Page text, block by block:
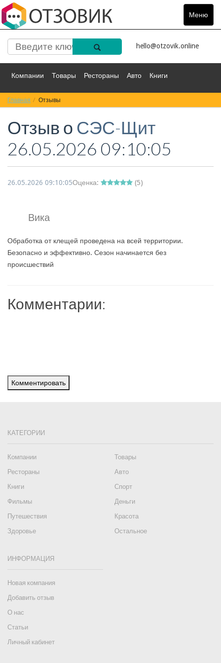
Меню
Toggle
hello@otzovik.online
Компании Товары Рестораны Авто Книги
Спорт Фильмы
Красота Здоровье Остальное
Главная Отзывы
Отзыв о СЭС-Щит
26.05.2026 09:10:05
26.05.2026 09:10:05Оценка: (5)
Вика
Обработка от клещей проведена на всей территории.
Безопасно и эффективно. Сезон начинается без
происшествий
Комментарии:
Комментировать
КАТЕГОРИИ
Компании
Товары
Рестораны
Авто
Книги
Спорт
Фильмы
Деньги
Путешествия
Красота
Здоровье
Остальное
ИНФОРМАЦИЯ
Новая компания
Добавить отзыв
О нас
Статьи
Личный кабинет